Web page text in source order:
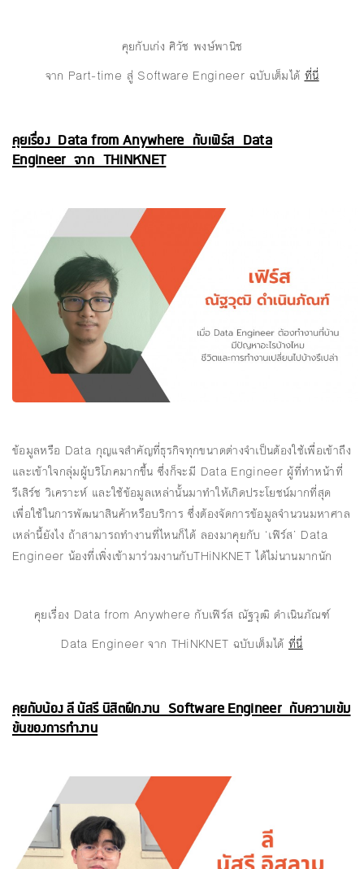
คุยกับเก่ง ศิวัช พงษ์พานิช
จาก Part-time สู่ Software Engineer ฉบับเต็มได้ที่นี่
คุยเรื่อง Data from Anywhere กับเฟิร์ส Data
Engineer จาก THiNKNET
ข้อมูลหรือ Data กุญแจสำคัญที่ธุรกิจทุกขนาดต่างจำเป็นต้องใช้เพื่อเข้าถึง
และเข้าใจกลุ่มผู้บริโภคมากขึ้น ซึ่งก็จะมี Data Engineer ผู้ที่ทำหน้าที่
รีเสิร์ช วิเคราะห์ และใช้ข้อมูลเหล่านั้นมาทำให้เกิดประโยชน์มากที่สุด
เพื่อใช้ในการพัฒนาสินค้าหรือบริการ ซึ่งต้องจัดการข้อมูลจำนวนมหาศาล
เหล่านี้ยังไง ถ้าสามารถทำงานที่ไหนก็ได้ ลองมาคุยกับ ‘เฟิร์ส’ Data
Engineer น้องที่เพิ่งเข้ามาร่วมงานกับTHiNKNET ได้ไม่นานมากนัก
คุยเรื่อง Data from Anywhere กับเฟิร์ส ณัฐวุฒิ ดำเนินภัณฑ์
Data Engineer จาก THiNKNET ฉบับเต็มได้ ที่นี่
คุยกับน้อง ลี นัสรี นิสิตฝึกงาน Software Engineer กับความเข้ม
ข้นของการทำงาน